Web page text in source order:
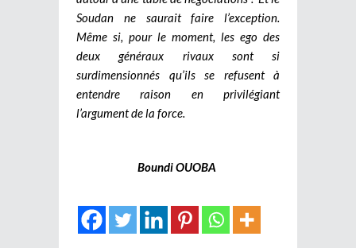
Soudan ne saurait faire l’exception.
Même si, pour le moment, les ego des
deux généraux rivaux sont si
surdimensionnés qu’ils se refusent à
entendre raison en privilégiant
l’argument de la force.
Boundi OUOBA